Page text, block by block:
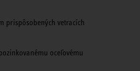
prispôsobených vetracích
oceľovému